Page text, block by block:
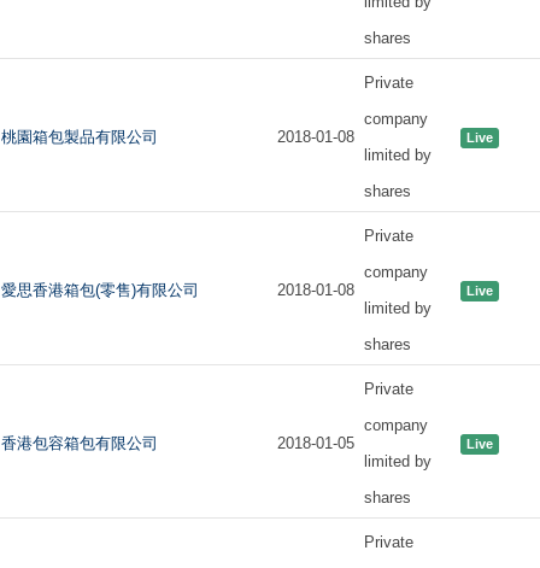
shares
桃園箱包製品有限公司 2018-01-08
Private
company
limited by
shares
Live
愛思香港箱包(零售)有限公司 2018-01-08
Private
company
limited by
shares
Live
香港包容箱包有限公司 2018-01-05
Private
company
limited by
shares
Live
Private